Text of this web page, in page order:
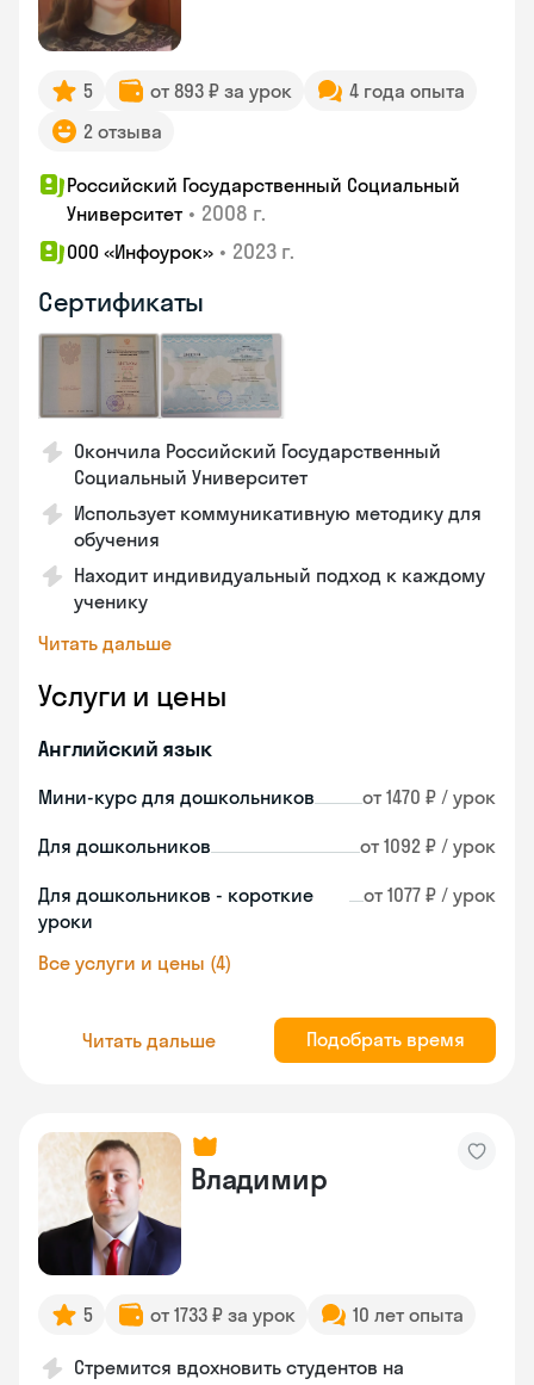
5 от 893 ₽ за урок
4 года опыта
2 отзыва
Российский Государственный Социальный
Университет • 2008 г.
ООО «Инфоурок» • 2023 г.
Сертификаты
Окончила Российский Государственный
Социальный Университет
Использует коммуникативную методику для
обучения
Находит индивидуальный подход к каждому
ученику
Читать дальше
Услуги и цены
Английский язык
Мини-курс для дошкольников от 1470 ₽ / урок
Для дошкольников от 1092 ₽ / урок
Для дошкольников - короткие
уроки
от 1077 ₽ / урок
Все услуги и цены (4)
Читать дальше Подобрать время
Владимир
5 от 1733 ₽ за урок 10 лет опыта
Стремится вдохновить студентов на